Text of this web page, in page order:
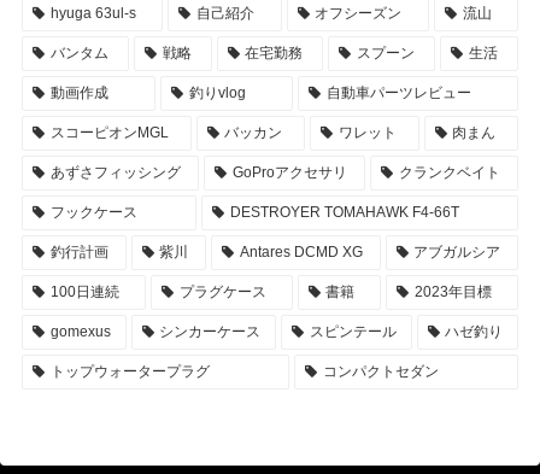
hyuga 63ul-s 自己紹介 オフシーズン 流山
バンタム 戦略 在宅勤務 スプーン 生活
動画作成 釣りvlog 自動車パーツレビュー
スコーピオンMGL バッカン ワレット 肉まん
あずさフィッシング GoProアクセサリ クランクベイト
フックケース DESTROYER TOMAHAWK F4-66T
釣行計画 紫川 Antares DCMD XG アブガルシア
100日連続 プラグケース 書籍 2023年目標
gomexus シンカーケース スピンテール ハゼ釣り
トップウォータープラグ コンパクトセダン